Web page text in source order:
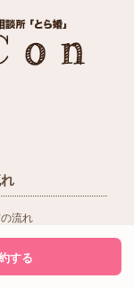
流れ
の流れ
する